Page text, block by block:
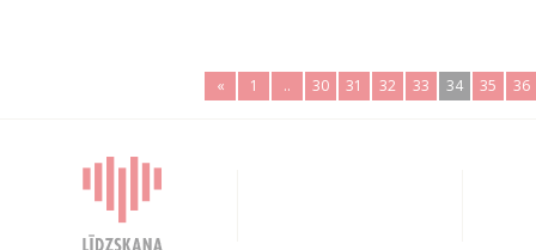
« 1 .. 30 31 32 33 34 35 36